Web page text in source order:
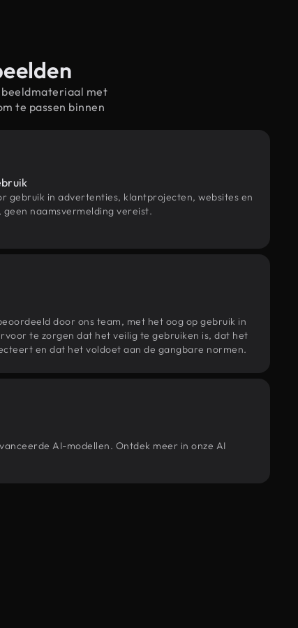
beeldmateriaal met
te passen binnen
gebruik in advertenties, klantprojecten, websites en
naamsvermelding vereist.
door ons team, met het oog op gebruik in
te zorgen dat het veilig te gebruiken is, dat het
en dat het voldoet aan de gangbare normen.
AI-modellen. Ontdek meer in onze AI